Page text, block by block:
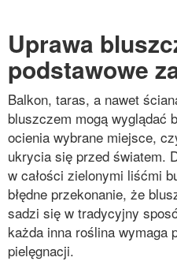
Uprawa
podstawowe
Balkon, taras, a nawet
bluszczem mogą wyglądać
ocienia wybrane miejsce,
ukrycia się przed światem.
w całości zielonymi liśćmi
błędne przekonanie, że
sadzi się w tradycyjny
każda inna roślina wymaga
pielęgnacji.